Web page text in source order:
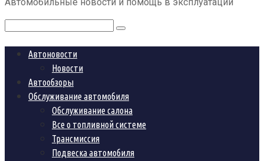
Поиск:
Автоновости
Новости
Автообзоры
Обслуживание автомобиля
Обслуживание салона
Все о топливной системе
Трансмиссия
Подвеска автомобиля